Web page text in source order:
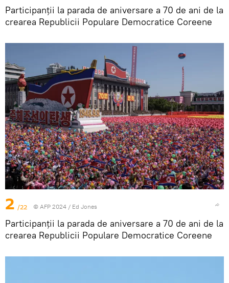
Participanții la parada de aniversare a 70 de ani de la
crearea Republicii Populare Democratice Coreene
2 /22 © AFP 2024 / Ed Jones
Participanții la parada de aniversare a 70 de ani de la
crearea Republicii Populare Democratice Coreene